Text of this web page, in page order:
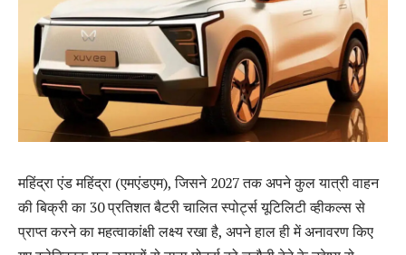
महिंद्रा एंड महिंद्रा (एमएंडएम), जिसने 2027 तक अपने कुल यात्री वाहन
की बिक्री का 30 प्रतिशत बैटरी चालित स्पोर्ट्स यूटिलिटी व्हीकल्स से
प्राप्त करने का महत्वाकांक्षी लक्ष्य रखा है, अपने हाल ही में अनावरण किए